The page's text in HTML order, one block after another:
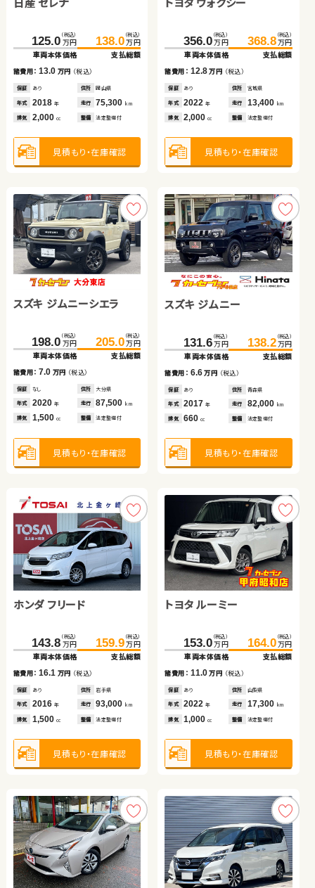
125.0 （税込）
万円
車両本体価格
138.0 （税込）
万円
支払総額
諸費用：13.0 万円 （税込）
保証 あり 住所 岡山県
年式 2018 年 走行 75,300 km
排気 2,000 cc 整備 法定整備付
見積もり・在庫確認
356.0 （税込）
万円
車両本体価格
368.8 （税込）
万円
支払総額
諸費用： 12.8万円 （税込）
保証 あり 住所 宮城県
年式 2022年 走行 13,400 km
排気 2,000cc 整備 法定整備付
見積もり・在庫確認
スズキ ジムニーシエラ
198.0 （税込）
万円
車両本体価格
205.0 （税込）
万円
支払総額
諸費用：7.0 万円 （税込）
保証 なし 住所 大分県
年式 2020 年 走行 87,500 km
排気 1,500 cc 整備 法定整備付
見積もり・在庫確認
スズキ ジムニー
131.6 （税込）
万円
車両本体価格
138.2 （税込）
万円
支払総額
諸費用： 6.6万円 （税込）
保証 あり 住所 青森県
年式 2017年 走行 82,000 km
排気 660cc 整備 法定整備付
見積もり・在庫確認
ホンダ フリード
143.8 （税込）
万円
車両本体価格
159.9 （税込）
万円
支払総額
諸費用：16.1 万円 （税込）
保証 あり 住所 岩手県
年式 2016 年 走行 93,000 km
排気 1,500 cc 整備 法定整備付
見積もり・在庫確認
トヨタ ルーミー
153.0 （税込）
万円
車両本体価格
164.0 （税込）
万円
支払総額
諸費用： 11.0万円 （税込）
保証 あり 住所 山梨県
年式 2022年 走行 17,300 km
排気 1,000cc 整備 法定整備付
見積もり・在庫確認
222.3 （税込）
万円
車両本体価格
233.2 （税込）
万円
支払総額
諸費用：10.9 万円 （税込）
保証 あり 住所 群馬県
年式 2016 年 走行 85,400 km
排気 2,500 cc 整備 なし
見積もり・在庫確認
161.6 （税込）
万円
車両本体価格
174.1 （税込）
万円
支払総額
諸費用： 12.5万円 （税込）
保証 あり 住所 福島県
年式 2016年 走行 23,800 km
排気 1,800cc 整備 なし
見積もり・在庫確認
トヨタ アクア
45.8 （税込）
万円
車両本体価格
59.8 （税込）
万円
支払総額
諸費用：14.0万円（税込）
保証 あり 住所 宮城県
年式 2014 年 走行 100,800km
排気 1,500 cc 整備 法定整備付
見積もり・在庫確認
スバル フォレスター ハイ
244.1 （税込）
万円
車両本体価格
259.5 （税込）
万円
支払総額
諸費用： 15.4万円（税込）
保証 あり 住所 埼玉県
年式 2021年 走行 50,800 km
排気 2,000 整備 法定整備付
見積もり・在庫確認
ホンダ フィット ハイブリ
116.1 （税込）
万円
車両本体価格
124.9 （税込）
万円
支払総額
諸費用：8.8万円（税込）
保証 あり 住所 埼玉県
年式 2017 年 走行 28,100 km
排気 1,500 cc 整備 なし
見積もり・在庫確認
ダイハツ ムーヴ キャンバ
100.7 （税込）
万円
車両本体価格
109.8 （税込）
万円
支払総額
諸費用： 9.1万円（税込）
保証 あり 住所 北海道
年式 2019年 走行 86,000 km
排気 660cc 整備 法定整備付
見積もり・在庫確認
114.9 （税込）
万円
車両本体価格
119.9 （税込）
万円
支払総額
諸費用：5.0万円（税込）
保証 なし 住所 徳島県
年式 2016 年 走行 59,300 km
排気 2,000 cc 整備 法定整備付
見積もり・在庫確認
272.3 （税込）
万円
車両本体価格
282.8 （税込）
万円
支払総額
諸費用： 10.5万円 （税込）
保証 なし 住所 埼玉県
年式 2018年 走行 21,400 km
排気 2,000cc 整備 なし
見積もり・在庫確認
スズキ アルト ＨＢ
36.2 （税込）
万円
車両本体価格
43.6 （税込）
万円
支払総額
諸費用：7.4 万円 （税込）
保証 あり 住所 埼玉県
年式 2016 年 走行 77,600 km
排気 660cc 整備 法定整備付
見積もり・在庫確認
トヨタ ヴェルファイア
779.7 （税込）
万円
車両本体価格
797.0 （税込）
万円
支払総額
諸費用： 17.3万円（税込）
保証 なし 住所 岡山県
年式 2024年 走行 3,900km
排気 2,400 整備 法定整備付
見積もり・在庫確認
トヨタ アルファード ハイ
395.8 （税込）
万円
車両本体価格
399.8 （税込）
万円
支払総額
諸費用：4.0万円（税込）
保証 あり 住所 北海道
年式 2020 年 走行 37,100 km
排気 2,500 cc 整備 法定整備付
見積もり・在庫確認
トヨタ アクア
138.8 （税込）
万円
車両本体価格
149.7 （税込）
万円
支払総額
諸費用： 10.9万円 （税込）
保証 あり 住所 埼玉県
年式 2019年 走行 29,400 km
排気 1,500cc 整備 法定整備付
見積もり・在庫確認